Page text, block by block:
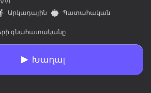
Արկադային
Պատահական
գնահատականը
Խաղալ